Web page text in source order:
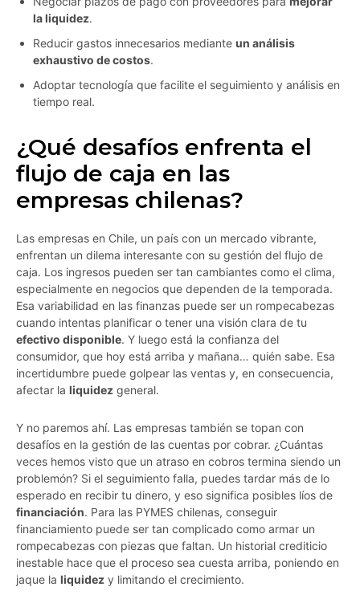
la liquidez.
Reducir gastos innecesarios mediante un análisis
exhaustivo de costos.
Adoptar tecnología que facilite el seguimiento y análisis en
tiempo real.
¿Qué desafíos enfrenta el
flujo de caja en las
empresas chilenas?
Las empresas en Chile, un país con un mercado vibrante,
enfrentan un dilema interesante con su gestión del flujo de
caja. Los ingresos pueden ser tan cambiantes como el clima,
especialmente en negocios que dependen de la temporada.
Esa variabilidad en las finanzas puede ser un rompecabezas
cuando intentas planificar o tener una visión clara de tu
efectivo disponible. Y luego está la confianza del
consumidor, que hoy está arriba y mañana… quién sabe. Esa
incertidumbre puede golpear las ventas y, en consecuencia,
afectar la liquidez general.
Y no paremos ahí. Las empresas también se topan con
desafíos en la gestión de las cuentas por cobrar. ¿Cuántas
veces hemos visto que un atraso en cobros termina siendo un
problemón? Si el seguimiento falla, puedes tardar más de lo
esperado en recibir tu dinero, y eso significa posibles líos de
financiación. Para las PYMES chilenas, conseguir
financiamiento puede ser tan complicado como armar un
rompecabezas con piezas que faltan. Un historial crediticio
inestable hace que el proceso sea cuesta arriba, poniendo en
jaque la liquidez y limitando el crecimiento.